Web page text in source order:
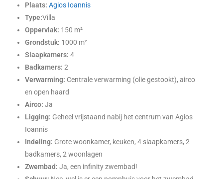
Plaats: Agios Ioannis
Type:Villa
Oppervlak: 150 m²
Grondstuk: 1000 m²
Slaapkamers: 4
Badkamers: 2
Verwarming: Centrale verwarming (olie gestookt), airco
en open haard
Airco: Ja
Ligging: Geheel vrijstaand nabij het centrum van Agios
Ioannis
Indeling: Grote woonkamer, keuken, 4 slaapkamers, 2
badkamers, 2 woonlagen
Zwembad: Ja, een infinity zwembad!